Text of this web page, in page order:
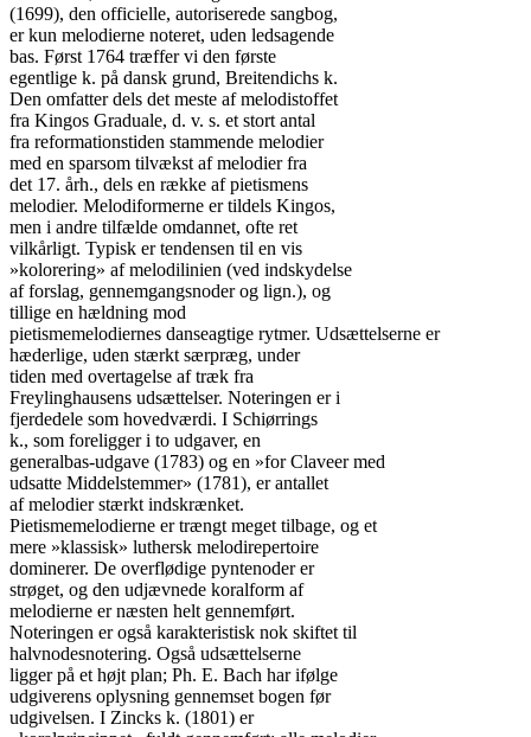
(1699), den officielle, autoriserede sangbog,
er kun melodierne noteret, uden ledsagende
bas. Først 1764 træffer vi den første
egentlige k. på dansk grund, Breitendichs k.
Den omfatter dels det meste af melodistoffet
fra Kingos Graduale, d. v. s. et stort antal
fra reformationstiden stammende melodier
med en sparsom tilvækst af melodier fra
det 17. årh., dels en række af pietismens
melodier. Melodiformerne er tildels Kingos,
men i andre tilfælde omdannet, ofte ret
vilkårligt. Typisk er tendensen til en vis
»kolorering» af melodilinien (ved indskydelse
af forslag, gennemgangsnoder og lign.), og
tillige en hældning mod
pietismemelodiernes danseagtige rytmer. Udsættelserne er
hæderlige, uden stærkt særpræg, under
tiden med overtagelse af træk fra
Freylinghausens udsættelser. Noteringen er i
fjerdedele som hovedværdi. I Schiørrings
k., som foreligger i to udgaver, en
generalbas-udgave (1783) og en »for Claveer med
udsatte Middelstemmer» (1781), er antallet
af melodier stærkt indskrænket.
Pietismemelodierne er trængt meget tilbage, og et
mere »klassisk» luthersk melodirepertoire
dominerer. De overflødige pyntenoder er
strøget, og den udjævnede koralform af
melodierne er næsten helt gennemført.
Noteringen er også karakteristisk nok skiftet til
halvnodesnotering. Også udsættelserne
ligger på et højt plan; Ph. E. Bach har ifølge
udgiverens oplysning gennemset bogen før
udgivelsen. I Zincks k. (1801) er